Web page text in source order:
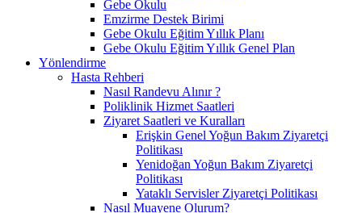
Gebe Okulu
Emzirme Destek Birimi
Gebe Okulu Eğitim Yıllık Planı
Gebe Okulu Eğitim Yıllık Genel Plan
Yönlendirme
Hasta Rehberi
Nasıl Randevu Alınır ?
Poliklinik Hizmet Saatleri
Ziyaret Saatleri ve Kuralları
Erişkin Genel Yoğun Bakım Ziyaretçi
Politikası
Yenidoğan Yoğun Bakım Ziyaretçi
Politikası
Yataklı Servisler Ziyaretçi Politikası
Nasıl Muayene Olurum?